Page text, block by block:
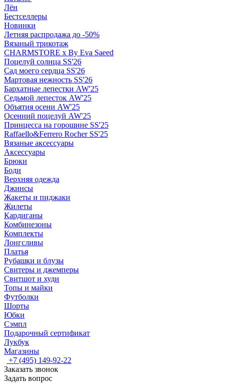
Лён
Бестселлеры
Новинки
Летняя распродажа до -50%
Вязаный трикотаж
CHARMSTORE х By Eva Saeed
Поцелуй солнца SS'26
Сад моего сердца SS'26
Мартовая нежность SS'26
Бархатные лепестки AW'25
Седьмой лепесток AW'25
Объятия осени AW'25
Осенний поцелуй AW'25
Принцесса на горошине SS'25
Raffaello&Ferrero Rocher SS'25
Вязаные аксессуары
Аксессуары
Брюки
Боди
Верхняя одежда
Джинсы
Жакеты и пиджаки
Жилеты
Кардиганы
Комбинезоны
Комплекты
Лонгсливы
Платья
Рубашки и блузы
Свитеры и джемперы
Свитшот и худи
Топы и майки
Футболки
Шорты
Юбки
Сэмпл
Подарочный сертификат
Лукбук
Магазины
+7 (495) 149-92-22
Заказать звонок
Задать вопрос